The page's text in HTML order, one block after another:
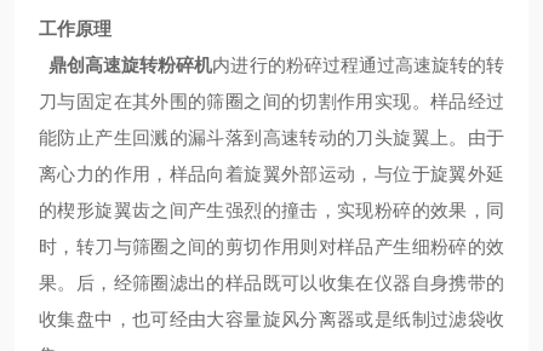
工作原理
鼎创高速旋转粉碎机内进行的粉碎过程通过高速旋转的转
刀与固定在其外围的筛圈之间的切割作用实现。样品经过
能防止产生回溅的漏斗落到高速转动的刀头旋翼上。由于
离心力的作用，样品向着旋翼外部运动，与位于旋翼外延
的楔形旋翼齿之间产生强烈的撞击，实现粉碎的效果，同
时，转刀与筛圈之间的剪切作用则对样品产生细粉碎的效
果。后，经筛圈滤出的样品既可以收集在仪器自身携带的
收集盘中，也可经由大容量旋风分离器或是纸制过滤袋收